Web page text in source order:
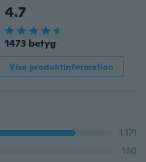
4.7
1473 betyg
Visa produktinformation
1,171
160